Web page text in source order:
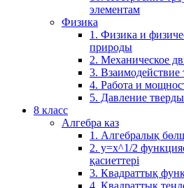
элементам
Физика
1. Физика и
природы
2. Механическое
3. Взаимодействие
4. Работа и
5. Давление
8 класс
Алгебра каз
1. Алгебралық
2. у=х^1/2
қасиеттері
3. Квадраттық
4. Квадраттық